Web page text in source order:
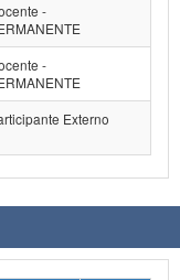
-
-
Externo